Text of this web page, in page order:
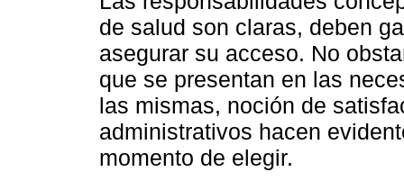
de salud son claras, deben
asegurar su acceso. No
que se presentan en las
las mismas, noción de
administrativos hacen
momento de elegir.